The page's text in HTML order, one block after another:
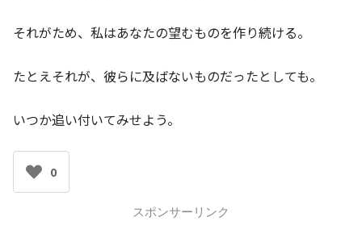
それがため、私はあなたの望むものを作り続ける。
たとえそれが、彼らに及ばないものだったとしても。
いつか追い付いてみせよう。
0
スポンサーリンク